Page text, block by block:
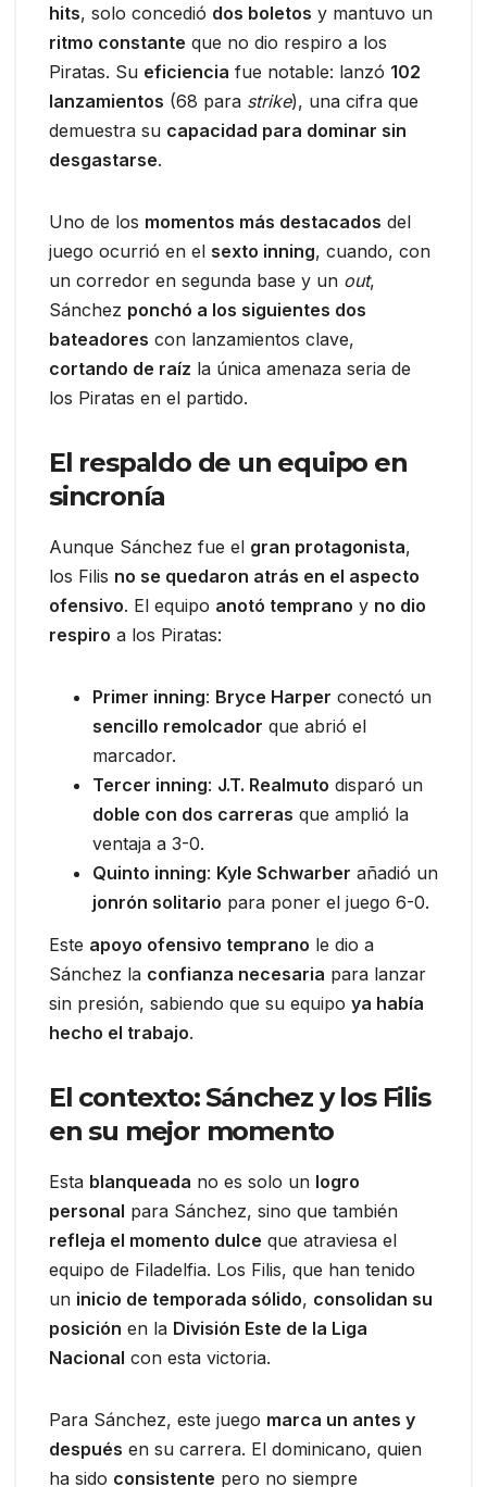
hits, solo concedió dos boletos y mantuvo un
ritmo constante que no dio respiro a los
Piratas. Su eficiencia fue notable: lanzó 102
lanzamientos (68 para strike), una cifra que
demuestra su capacidad para dominar sin
desgastarse.
Uno de los momentos más destacados del
juego ocurrió en el sexto inning, cuando, con
un corredor en segunda base y un out,
Sánchez ponchó a los siguientes dos
bateadores con lanzamientos clave,
cortando de raíz la única amenaza seria de
los Piratas en el partido.
El respaldo de un equipo en
sincronía
Aunque Sánchez fue el gran protagonista,
los Filis no se quedaron atrás en el aspecto
ofensivo. El equipo anotó temprano y no dio
respiro a los Piratas:
Primer inning: Bryce Harper conectó un
sencillo remolcador que abrió el
marcador.
Tercer inning: J.T. Realmuto disparó un
doble con dos carreras que amplió la
ventaja a 3-0.
Quinto inning: Kyle Schwarber añadió un
jonrón solitario para poner el juego 6-0.
Este apoyo ofensivo temprano le dio a
Sánchez la confianza necesaria para lanzar
sin presión, sabiendo que su equipo ya había
hecho el trabajo.
El contexto: Sánchez y los Filis
en su mejor momento
Esta blanqueada no es solo un logro
personal para Sánchez, sino que también
refleja el momento dulce que atraviesa el
equipo de Filadelfia. Los Filis, que han tenido
un inicio de temporada sólido, consolidan su
posición en la División Este de la Liga
Nacional con esta victoria.
Para Sánchez, este juego marca un antes y
después en su carrera. El dominicano, quien
ha sido consistente pero no siempre